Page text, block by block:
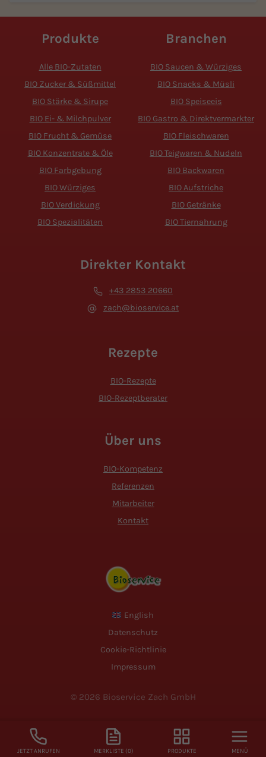
Produkte
Alle BIO-Zutaten
BIO Zucker & Süßmittel
BIO Stärke & Sirupe
BIO Ei- & Milchpulver
BIO Frucht & Gemüse
BIO Konzentrate & Öle
BIO Farbgebung
BIO Würziges
BIO Verdickung
BIO Spezialitäten
Branchen
BIO Saucen & Würziges
BIO Snacks & Müsli
BIO Speiseeis
BIO Gastro & Direktvermarkter
BIO Fleischwaren
BIO Teigwaren & Nudeln
BIO Backwaren
BIO Aufstriche
BIO Getränke
BIO Tiernahrung
Direkter Kontakt
+43 2853 20660
zach@bioservice.at
Rezepte
BIO-Rezepte
BIO-Rezeptberater
Über uns
BIO-Kompetenz
Referenzen
Mitarbeiter
Kontakt
English
Datenschutz
Cookie-Richtlinie
Impressum
© 2026 Bioservice Zach GmbH
JETZT ANRUFEN MERKLISTE (0) PRODUKTE MENÜ